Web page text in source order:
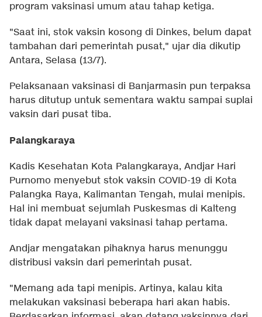
program vaksinasi umum atau tahap ketiga.
"Saat ini, stok vaksin kosong di Dinkes, belum dapat
tambahan dari pemerintah pusat," ujar dia dikutip
Antara, Selasa (13/7).
Pelaksanaan vaksinasi di Banjarmasin pun terpaksa
harus ditutup untuk sementara waktu sampai suplai
vaksin dari pusat tiba.
Palangkaraya
Kadis Kesehatan Kota Palangkaraya, Andjar Hari
Purnomo menyebut stok vaksin COVID-19 di Kota
Palangka Raya, Kalimantan Tengah, mulai menipis.
Hal ini membuat sejumlah Puskesmas di Kalteng
tidak dapat melayani vaksinasi tahap pertama.
Andjar mengatakan pihaknya harus menunggu
distribusi vaksin dari pemerintah pusat.
"Memang ada tapi menipis. Artinya, kalau kita
melakukan vaksinasi beberapa hari akan habis.